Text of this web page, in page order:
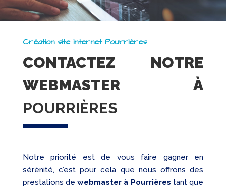
Création site internet Pourrières
CONTACTEZ NOTRE
WEBMASTER À
POURRIÈRES
Notre priorité est de vous faire gagner en
sérénité, c’est pour cela que nous offrons des
prestations de webmaster à Pourrières tant que